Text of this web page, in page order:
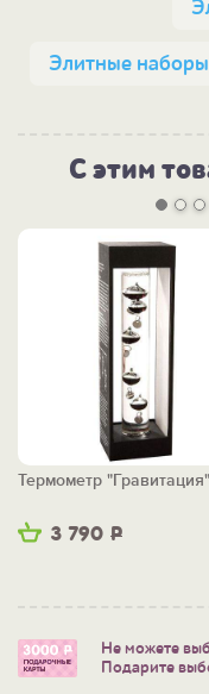
Элитные наборы
С этим
3 790 Р
Термометр "Гравитация"
Не можете
Подарите